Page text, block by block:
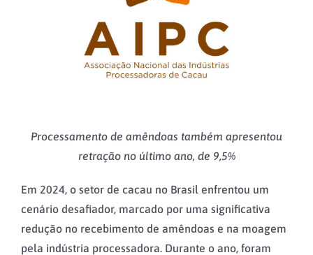
Processamento de amêndoas também apresentou
retração no último ano, de 9,5%
Em 2024, o setor de cacau no Brasil enfrentou um
cenário desafiador, marcado por uma significativa
redução no recebimento de amêndoas e na moagem
pela indústria processadora. Durante o ano, foram